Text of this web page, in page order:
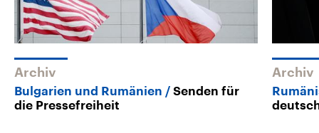
Archiv
Bulgarien und Rumänien
Senden für
die Pressefreiheit
Archiv